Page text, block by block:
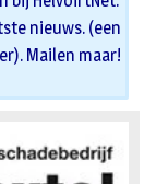
nieuws. (een
Mailen maar!